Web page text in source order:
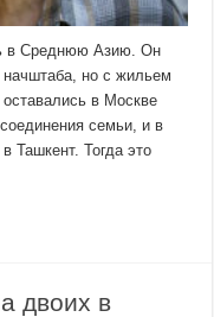
в Среднюю Азию. Он
но с жильем
в Москве
семьи, и в
Ташкент. Тогда это
двоих в